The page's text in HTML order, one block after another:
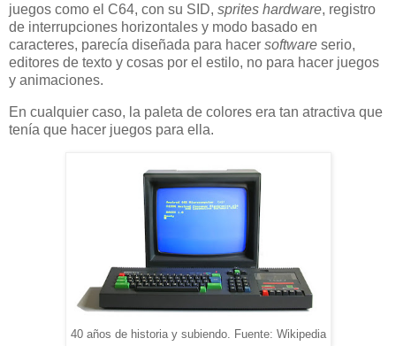
juegos como el C64, con su SID, sprites hardware, registro
de interrupciones horizontales y modo basado en
caracteres, parecía diseñada para hacer software serio,
editores de texto y cosas por el estilo, no para hacer juegos
y animaciones.
En cualquier caso, la paleta de colores era tan atractiva que
tenía que hacer juegos para ella.
40 años de historia y subiendo. Fuente: Wikipedia